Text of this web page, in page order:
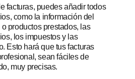
facturas, puedes añadir todos
como la información del
productos prestados, las
los impuestos y las
Esto hará que tus facturas
sean fáciles de
muy precisas.